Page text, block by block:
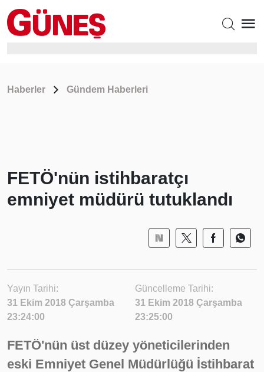
Haberler Gündem Haberleri
FETÖ'nün istihbaratçı
emniyet müdürü tutuklandı
Yayın Tarihi:
31 Ekim 2018 Çarşamba
23:24:00
Güncelleme Tarihi:
31 Ekim 2018 Çarşamba
23:25:00
FETÖ'nün üst düzey yöneticilerinden
eski Emniyet Genel Müdürlüğü İstihbarat